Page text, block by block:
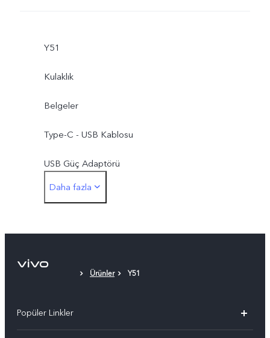
Y51
Kulaklık
Belgeler
Type-C - USB Kablosu
USB Güç Adaptörü
SIM Çıkarıcı
Daha fazla
Ürünler Y51
Popüler Linkler